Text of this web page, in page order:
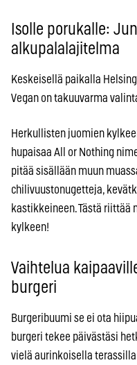
Isolle porukalle:
alkupalalajitelma
Keskeisellä paikalla
Vegan on takuuvarma
Herkullisten juomien
hupaisaa All or Nothing
pitää sisällään muun
chilivuustonugetteja,
kastikkeineen. Tästä riittää
kylkeen!
Vaihtelua
burgeri
Burgeribuumi se ei ota
burgeri tekee päivästäsi
vielä aurinkoisella